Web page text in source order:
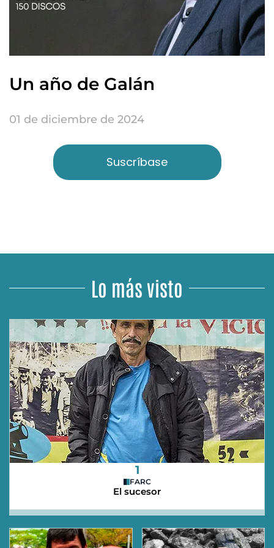
Un año de Galán
01 de diciembre de 2024
Suscríbase
Lo más visto
1
FARC
El sucesor